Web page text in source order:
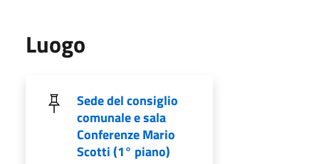
Luogo
Sede del consiglio
comunale e sala
Conferenze Mario
Scotti (1° piano)